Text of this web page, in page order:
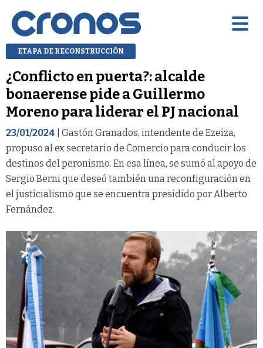
ETAPA DE RECONSTRUCCIÓN
¿Conflicto en puerta?: alcalde
bonaerense pide a Guillermo
Moreno para liderar el PJ nacional
23/01/2024 | Gastón Granados, intendente de Ezeiza,
propuso al ex secretario de Comercio para conducir los
destinos del peronismo. En esa línea, se sumó al apoyo de
Sergio Berni que deseó también una reconfiguración en
el justicialismo que se encuentra presidido por Alberto
Fernández.